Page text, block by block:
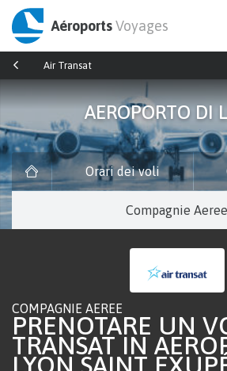
AéroportsVoyages
Air Transat
AEROPORTO DI
Orari dei voli
Compagnie Aeree
COMPAGNIE AEREE
PRENOTARE UN
TRANSAT IN
LYON SAINT